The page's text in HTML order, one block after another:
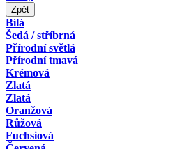
Zpět
Bílá
Šedá / stříbrná
Přírodní světlá
Přírodní tmavá
Krémová
Zlatá
Zlatá
Oranžová
Růžová
Fuchsiová